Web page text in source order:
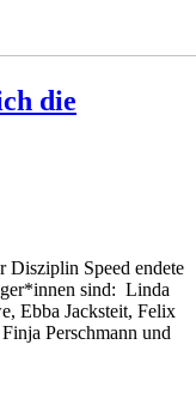
die
Disziplin Speed endete
sind: Linda
Ebba Jacksteit, Felix
Perschmann und